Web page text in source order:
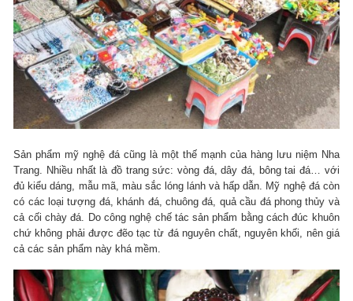
Sản phẩm mỹ nghệ đá cũng là một thế mạnh của hàng lưu niệm Nha
Trang. Nhiều nhất là đồ trang sức: vòng đá, dây đá, bông tai đá… với
đủ kiểu dáng, mẫu mã, màu sắc lóng lánh và hấp dẫn. Mỹ nghệ đá còn
có các loại tượng đá, khánh đá, chuông đá, quả cầu đá phong thủy và
cả cối chày đá. Do công nghệ chế tác sản phẩm bằng cách đúc khuôn
chứ không phải được đẽo tạc từ đá nguyên chất, nguyên khối, nên giá
cả các sản phẩm này khá mềm.